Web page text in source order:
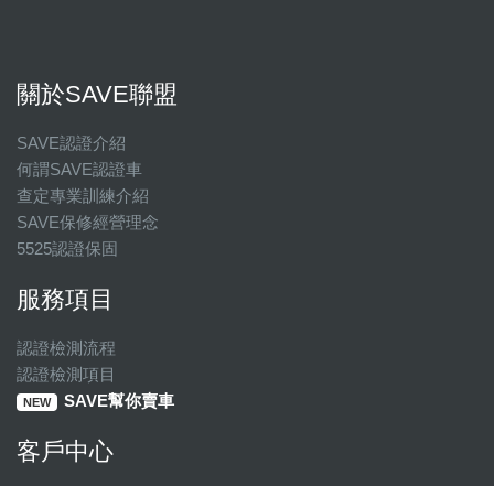
關於SAVE聯盟
SAVE認證介紹
何謂SAVE認證車
查定專業訓練介紹
SAVE保修經營理念
5525認證保固
服務項目
認證檢測流程
認證檢測項目
NEW SAVE幫你賣車
客戶中心